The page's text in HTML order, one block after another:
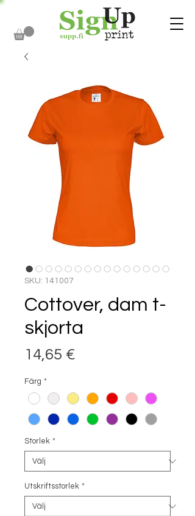
SKU: 141007
Cottover, dam t-
skjorta
14,65 €
Färg *
Storlek *
Utskriftsstorlek *